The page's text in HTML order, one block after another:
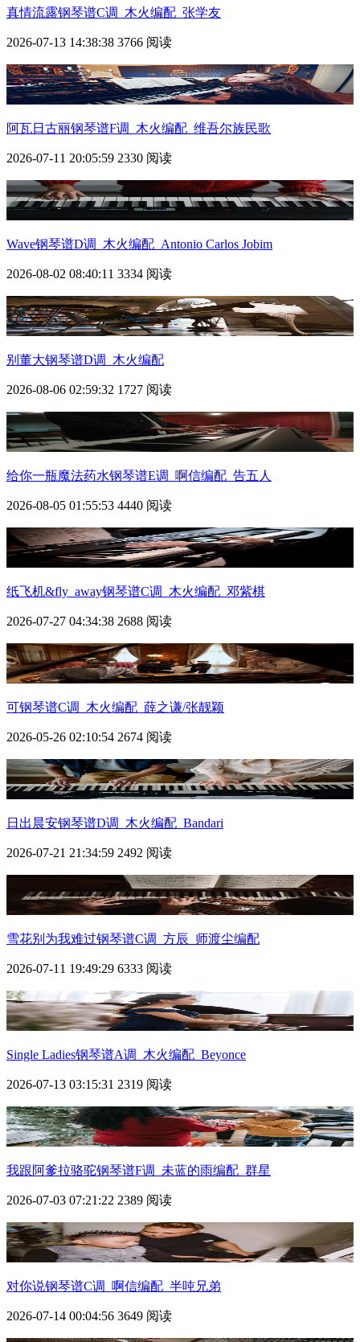
真情流露钢琴谱C调_木火编配_张学友
2026-07-13 14:38:38 3766 阅读
阿瓦日古丽钢琴谱F调_木火编配_维吾尔族民歌
2026-07-11 20:05:59 2330 阅读
Wave钢琴谱D调_木火编配_Antonio Carlos Jobim
2026-08-02 08:40:11 3334 阅读
别董大钢琴谱D调_木火编配
2026-08-06 02:59:32 1727 阅读
给你一瓶魔法药水钢琴谱E调_啊信编配_告五人
2026-08-05 01:55:53 4440 阅读
纸飞机&fly_away钢琴谱C调_木火编配_邓紫棋
2026-07-27 04:34:38 2688 阅读
可钢琴谱C调_木火编配_薛之谦/张靓颖
2026-05-26 02:10:54 2674 阅读
日出晨安钢琴谱D调_木火编配_Bandari
2026-07-21 21:34:59 2492 阅读
雪花别为我难过钢琴谱C调_方辰_师渡尘编配
2026-07-11 19:49:29 6333 阅读
Single Ladies钢琴谱A调_木火编配_Beyonce
2026-07-13 03:15:31 2319 阅读
我跟阿爹拉骆驼钢琴谱F调_未蓝的雨编配_群星
2026-07-03 07:21:22 2389 阅读
对你说钢琴谱C调_啊信编配_半吨兄弟
2026-07-14 00:04:56 3649 阅读